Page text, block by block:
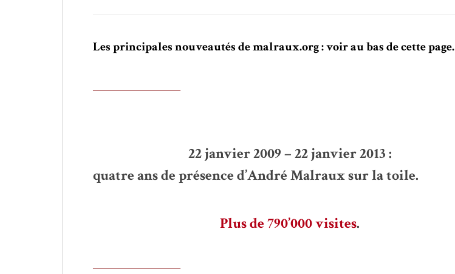
Les principales nouveautés de malraux.org : voir au bas de cette page.
22 janvier 2009 – 22 janvier 2013 :
quatre ans de présence d’André Malraux sur la toile.
Plus de 790’000 visites.